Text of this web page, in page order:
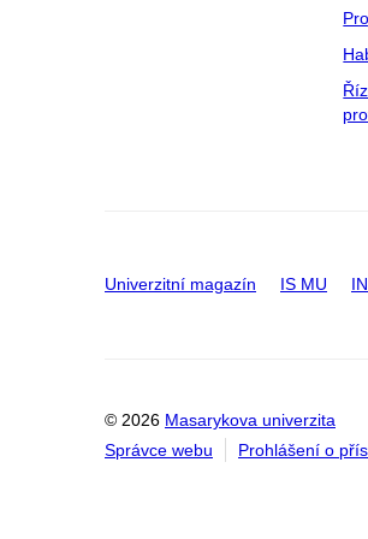
Univerzitní magazín IS MU
© 2026 Masarykova univerzita
Správce webu
Prohlášení o